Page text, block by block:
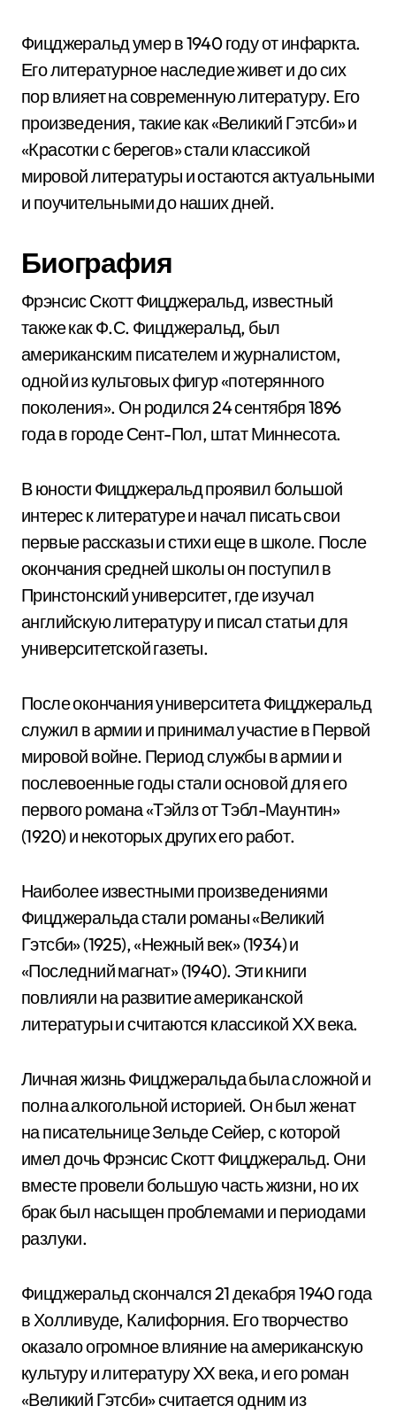
Фицджеральд умер в 1940 году от инфаркта.
Его литературное наследие живет и до сих
пор влияет на современную литературу. Его
произведения, такие как «Великий Гэтсби» и
«Красотки с берегов» стали классикой
мировой литературы и остаются актуальными
и поучительными до наших дней.
Биография
Фрэнсис Скотт Фицджеральд, известный
также как Ф.С. Фицджеральд, был
американским писателем и журналистом,
одной из культовых фигур «потерянного
поколения». Он родился 24 сентября 1896
года в городе Сент-Пол, штат Миннесота.
В юности Фицджеральд проявил большой
интерес к литературе и начал писать свои
первые рассказы и стихи еще в школе. После
окончания средней школы он поступил в
Принстонский университет, где изучал
английскую литературу и писал статьи для
университетской газеты.
После окончания университета Фицджеральд
служил в армии и принимал участие в Первой
мировой войне. Период службы в армии и
послевоенные годы стали основой для его
первого романа «Тэйлз от Тэбл-Маунтин»
(1920) и некоторых других его работ.
Наиболее известными произведениями
Фицджеральда стали романы «Великий
Гэтсби» (1925), «Нежный век» (1934) и
«Последний магнат» (1940). Эти книги
повлияли на развитие американской
литературы и считаются классикой XX века.
Личная жизнь Фицджеральда была сложной и
полна алкогольной историей. Он был женат
на писательнице Зельде Сейер, с которой
имел дочь Фрэнсис Скотт Фицджеральд. Они
вместе провели большую часть жизни, но их
брак был насыщен проблемами и периодами
разлуки.
Фицджеральд скончался 21 декабря 1940 года
в Холливуде, Калифорния. Его творчество
оказало огромное влияние на американскую
культуру и литературу XX века, и его роман
«Великий Гэтсби» считается одним из